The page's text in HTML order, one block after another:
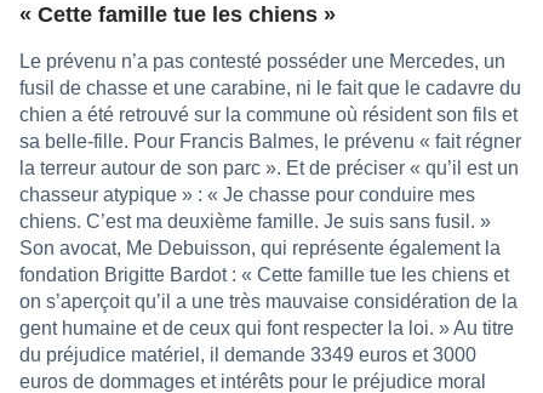
« Cette famille tue les chiens »
Le prévenu n’a pas contesté posséder une Mercedes, un
fusil de chasse et une carabine, ni le fait que le cadavre du
chien a été retrouvé sur la commune où résident son fils et
sa belle-fille. Pour Francis Balmes, le prévenu « fait régner
la terreur autour de son parc ». Et de préciser « qu’il est un
chasseur atypique » : « Je chasse pour conduire mes
chiens. C’est ma deuxième famille. Je suis sans fusil. »
Son avocat, Me Debuisson, qui représente également la
fondation Brigitte Bardot : « Cette famille tue les chiens et
on s’aperçoit qu’il a une très mauvaise considération de la
gent humaine et de ceux qui font respecter la loi. » Au titre
du préjudice matériel, il demande 3349 euros et 3000
euros de dommages et intérêts pour le préjudice moral